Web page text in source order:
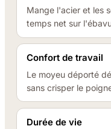
Mange l'acier et les
temps net sur
Confort de travail
Le moyeu déporté
sans crisper le
Durée de vie